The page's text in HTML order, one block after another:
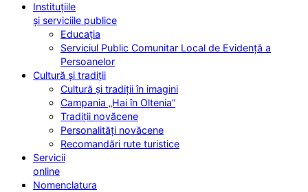
Instituțiile
și serviciile publice
Educația
Serviciul Public Comunitar Local de Evidență a
Persoanelor
Cultură și tradiții
Cultură și tradiții în imagini
Campania „Hai în Oltenia”
Tradiții novăcene
Personalități novăcene
Recomandări rute turistice
Servicii
online
Nomenclatura